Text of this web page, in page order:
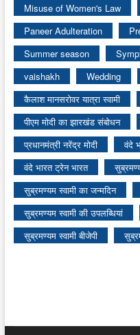
Misuse of Women's Law
Paneer Adulteration
Summer season
vaishakh
Wedding
कैलाश मानसरोवर यात्रा स्वामी
पीएम मोदी का झारखंड संबोधन
प्रधानमंत्री नरेंद्र मोदी
वंदे
वंदे भारत ट्रेन भारत
सुब्रमण्यम स्वामी का जन्मदिन
सुब्रमण्यम स्वामी की उपलब्धियां
सुब्रमण्यम स्वामी बीजेपी